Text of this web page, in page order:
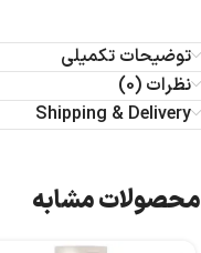
توضیحات تکمیلی
نظرات (0)
Shipping & Delivery
محصولات مشابه